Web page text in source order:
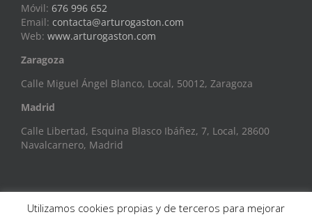
Móvil: 676 996 652
Email: contacta@arturogaston.com
Web: www.arturogaston.com
Zaragoza
Calle Miguel Ángel Blanco, Local, 50012, Zaragoza
Madrid
Calle Libertad, Esquina Blasco Ibáñez, 7, Local, 28600
Navalcarnero, Madrid
Utilizamos cookies propias y de terceros para mejorar